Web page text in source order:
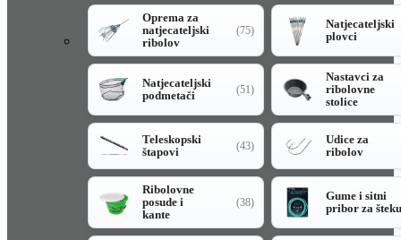
Oprema za
natjecateljski
ribolov
(75)
Natjecateljski
plovci
Natjecateljski
podmetači
(51)
Nastavci za
ribolovne
stolice
Teleskopski
štapovi
(43)
Udice za
ribolov
Ribolovne
posude i
kante
(38)
Gume i sitni
pribor za šteku